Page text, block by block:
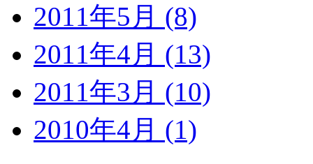
2011年5月 (8)
2011年4月 (13)
2011年3月 (10)
2010年4月 (1)